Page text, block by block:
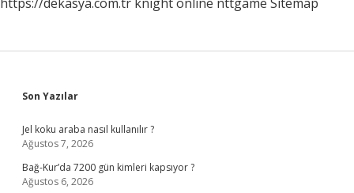
Sidebar
Son Yazılar
Jel koku araba nasıl kullanılır ?
Ağustos 7, 2026
Bağ-Kur’da 7200 gün kimleri kapsıyor ?
Ağustos 6, 2026